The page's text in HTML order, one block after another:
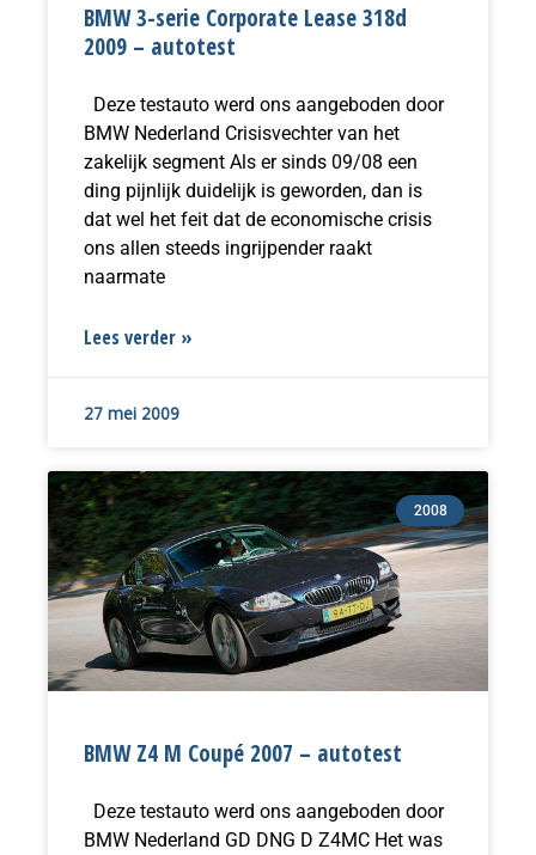
BMW 3-serie Corporate Lease 318d
2009 – autotest
Deze testauto werd ons aangeboden door
BMW Nederland Crisisvechter van het
zakelijk segment Als er sinds 09/08 een
ding pijnlijk duidelijk is geworden, dan is
dat wel het feit dat de economische crisis
ons allen steeds ingrijpender raakt
naarmate
Lees verder »
27 mei 2009
2008
BMW Z4 M Coupé 2007 – autotest
Deze testauto werd ons aangeboden door
BMW Nederland GD DNG D Z4MC Het was